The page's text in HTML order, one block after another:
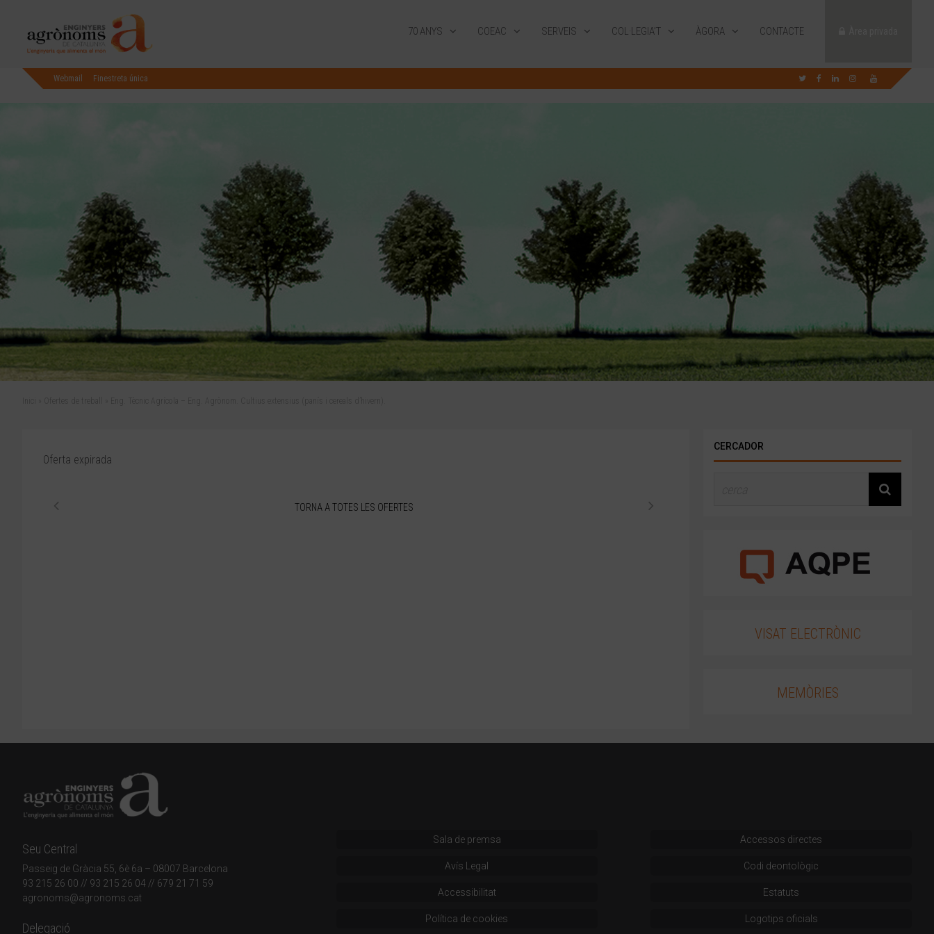
70 ANYS COEAC SERVEIS COL·LEGIA’T ÀGORA CONTACTE
Webmail Finestreta única
Oferta expirada
TORNA A TOTES LES OFERTES
CERCADOR
VISAT ELECTRÒNIC
MEMÒRIES
Seu Central
Passeig de Gràcia 55, 6è 6a – 08007 Barcelona
93 215 26 00 // 93 215 26 04 // 679 21 71 59
agronoms@agronoms.cat
Delegació
Sala de premsa
Avís Legal
Accessibilitat
Política de cookies
Accessos directes
Codi deontològic
Estatuts
Logotips oficials